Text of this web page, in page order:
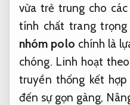
vừa trẻ trung cho
tính chất trang trọng
nhóm polo chính là
chóng. Linh hoạt
truyền thống kết
đến sự gọn gàng,